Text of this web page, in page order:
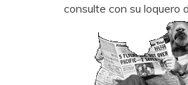
consulte con su loquero